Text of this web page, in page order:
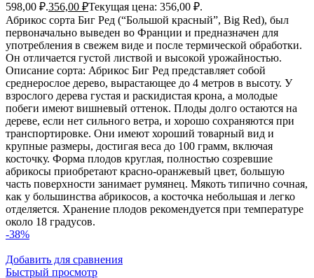
598,00 ₽.356,00 ₽Текущая цена: 356,00 ₽.
Абрикос сорта Биг Ред (“Большой красный”, Big Red), был
первоначально выведен во Франции и предназначен для
употребления в свежем виде и после термической обработки.
Он отличается густой листвой и высокой урожайностью.
Описание сорта: Абрикос Биг Ред представляет собой
среднерослое дерево, вырастающее до 4 метров в высоту. У
взрослого дерева густая и раскидистая крона, а молодые
побеги имеют вишневый оттенок. Плоды долго остаются на
дереве, если нет сильного ветра, и хорошо сохраняются при
транспортировке. Они имеют хороший товарный вид и
крупные размеры, достигая веса до 100 грамм, включая
косточку. Форма плодов круглая, полностью созревшие
абрикосы приобретают красно-оранжевый цвет, большую
часть поверхности занимает румянец. Мякоть типично сочная,
как у большинства абрикосов, а косточка небольшая и легко
отделяется. Хранение плодов рекомендуется при температуре
около 18 градусов.
-38%
Добавить для сравнения
Быстрый просмотр